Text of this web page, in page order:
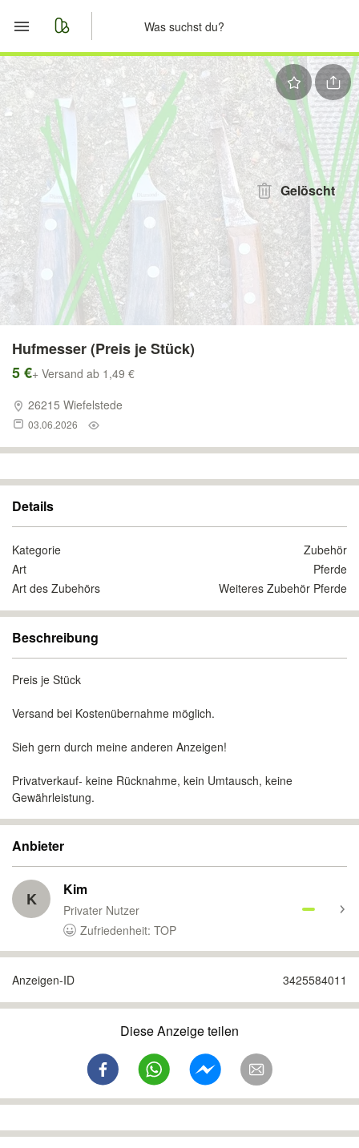
Start
Merkliste
Nachrichten
Anzeige aufgeben
Gelöscht
Hufmesser (Preis je Stück)
5 €+ Versand ab 1,49 €
26215 Wiefelstede
03.06.2026
Details
Kategorie
Zubehör
Art
Pferde
Art des Zubehörs
Weiteres Zubehör Pferde
Beschreibung
Preis je Stück
Versand bei Kostenübernahme möglich.
Sieh gern durch meine anderen Anzeigen!
Privatverkauf- keine Rücknahme, kein Umtausch, keine
Gewährleistung.
Anbieter
K Kim
Privater Nutzer
Zufriedenheit: TOP
Anzeigen-ID 3425584011
Diese Anzeige teilen